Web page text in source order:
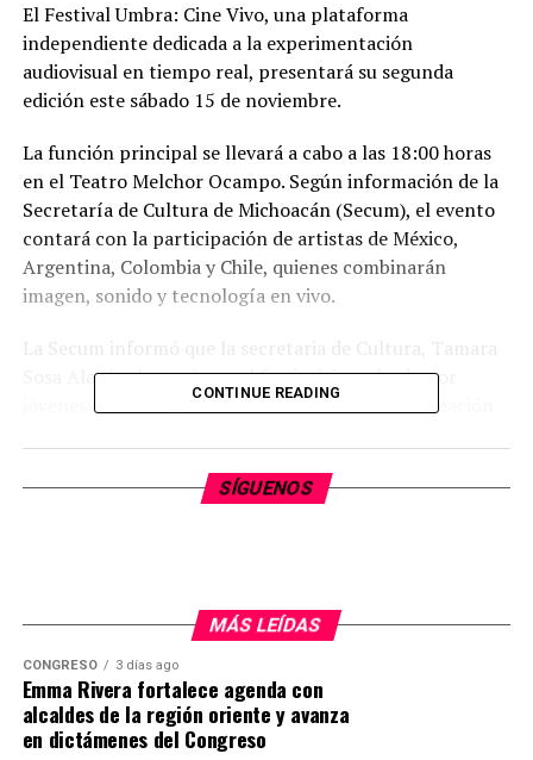
El Festival Umbra: Cine Vivo, una plataforma
independiente dedicada a la experimentación
audiovisual en tiempo real, presentará su segunda
edición este sábado 15 de noviembre.
La función principal se llevará a cabo a las 18:00 horas
en el Teatro Melchor Ocampo. Según información de la
Secretaría de Cultura de Michoacán (Secum), el evento
contará con la participación de artistas de México,
Argentina, Colombia y Chile, quienes combinarán
imagen, sonido y tecnología en vivo.
La Secum informó que la secretaria de Cultura, Tamara
Sosa Alanís, destacó que el festival, impulsado por
jóvenes talentos, promueve nuevas formas de creación
las actividades previas, el festival impartió talleres sobre
CONTINUE READING
SÍGUENOS
MÁS LEÍDAS
CONGRESO 3 días ago
Emma Rivera fortalece agenda con
alcaldes de la región oriente y avanza
en dictámenes del Congreso